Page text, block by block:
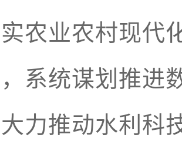
农业农村现代
系统谋划推进
力推动水利科